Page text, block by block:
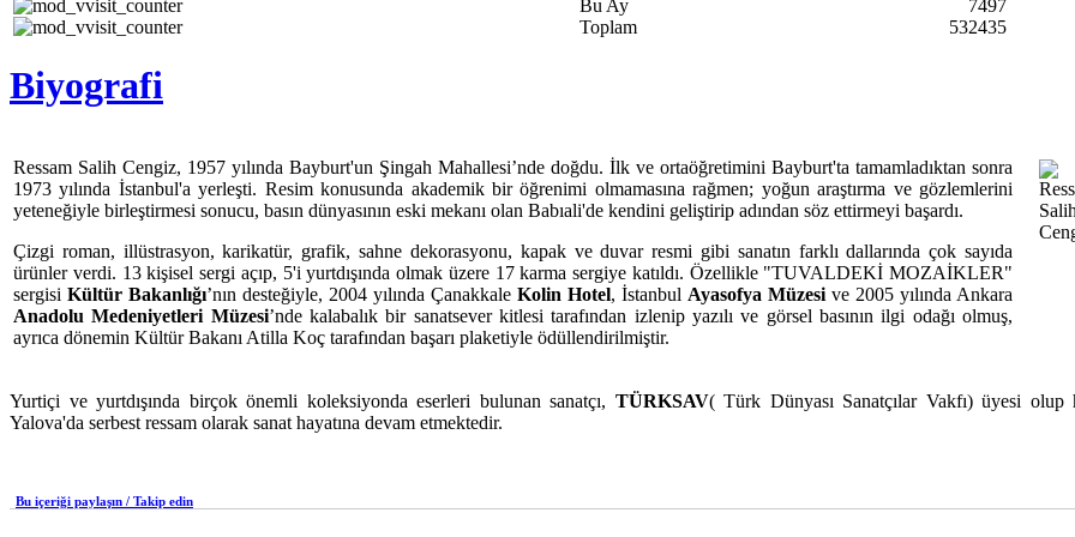
Bu Ay
7497
Toplam
532435
Biyografi
Ressam Salih Cengiz, 1957 yılında Bayburt'un Şingah Mahallesi’nde doğdu. İlk ve ortaöğretimini Bayburt'ta tamamladıktan sonra
1973 yılında İstanbul'a yerleşti. Resim konusunda akademik bir öğrenimi olmamasına rağmen; yoğun araştırma ve gözlemlerini
yeteneğiyle birleştirmesi sonucu, basın dünyasının eski mekanı olan Babıali'de kendini geliştirip adından söz ettirmeyi başardı.
Çizgi roman, illüstrasyon, karikatür, grafik, sahne dekorasyonu, kapak ve duvar resmi gibi sanatın farklı dallarında çok sayıda
ürünler verdi. 13 kişisel sergi açıp, 5'i yurtdışında olmak üzere 17 karma sergiye katıldı. Özellikle "TUVALDEKİ MOZAİKLER"
sergisi Kültür Bakanlığı’nın desteğiyle, 2004 yılında Çanakkale Kolin Hotel, İstanbul Ayasofya Müzesi ve 2005 yılında Ankara
Anadolu Medeniyetleri Müzesi’nde kalabalık bir sanatsever kitlesi tarafından izlenip yazılı ve görsel basının ilgi odağı olmuş,
ayrıca dönemin Kültür Bakanı Atilla Koç tarafından başarı plaketiyle ödüllendirilmiştir.
Yurtiçi ve yurtdışında birçok önemli koleksiyonda eserleri bulunan sanatçı, TÜRKSAV( Türk Dünyası Sanatçılar Vakfı) üyesi olup
Yalova'da serbest ressam olarak sanat hayatına devam etmektedir.
Bu içeriği paylaşın / Takip edin